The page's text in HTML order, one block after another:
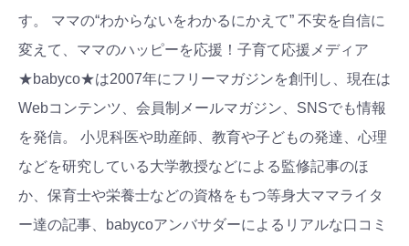
す。 ママの“わからないをわかるにかえて” 不安を自信に
変えて、ママのハッピーを応援！子育て応援メディア
★babyco★は2007年にフリーマガジンを創刊し、現在は
Webコンテンツ、会員制メールマガジン、SNSでも情報
を発信。 小児科医や助産師、教育や子どもの発達、心理
などを研究している大学教授などによる監修記事のほ
か、保育士や栄養士などの資格をもつ等身大ママライタ
ー達の記事、babycoアンバサダーによるリアルな口コミ